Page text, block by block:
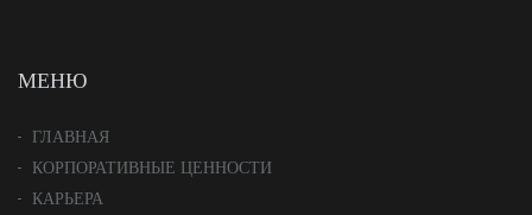
МЕНЮ
ГЛАВНАЯ
КОРПОРАТИВНЫЕ ЦЕННОСТИ
КАРЬЕРА